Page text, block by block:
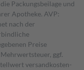
Packungsbeilage und
Apotheke. AVP:
nach der
Preise
ggf.
versand­kosten­